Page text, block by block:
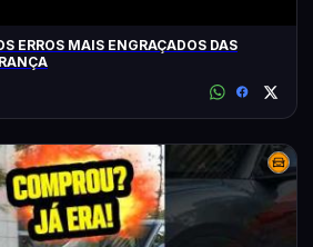
ERROS MAIS ENGRAÇADOS DAS